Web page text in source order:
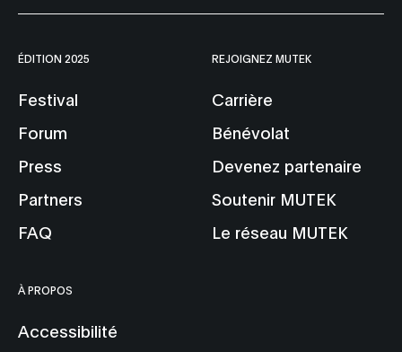
ÉDITION 2025
Festival
Forum
Press
Partners
FAQ
REJOIGNEZ MUTEK
Carrière
Bénévolat
Devenez partenaire
Soutenir MUTEK
Le réseau MUTEK
À PROPOS
Accessibilité